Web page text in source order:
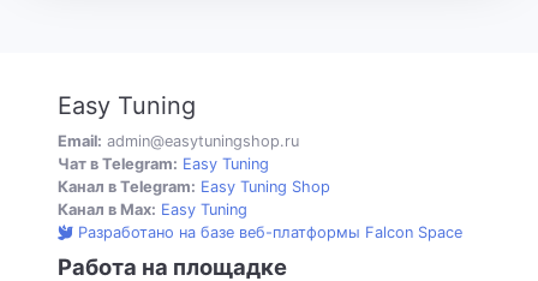
Easy Tuning
Email: admin@easytuningshop.ru
Чат в Telegram: Easy Tuning
Канал в Telegram: Easy Tuning Shop
Канал в Max: Easy Tuning
Разработано на базе веб-платформы Falcon Space
Работа на площадке